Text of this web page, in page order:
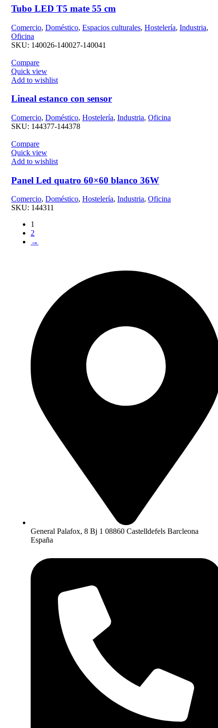
Tubo LED T5 mate 55 cm
Comercio, Doméstico, Espacios culturales, Hostelería, Industria,
Oficina
SKU: 140026-140027-140041
Compare
Quick view
Add to wishlist
Lineal estanco con sensor
Comercio, Doméstico, Hostelería, Industria, Oficina
SKU: 144377-144378
Compare
Quick view
Add to wishlist
Panel Led quatro 60×60 blanco 36W
Comercio, Doméstico, Hostelería, Industria, Oficina
SKU: 144311
1
2
→
General Palafox, 8 Bj 1 08860 Castelldefels Barcleona
España